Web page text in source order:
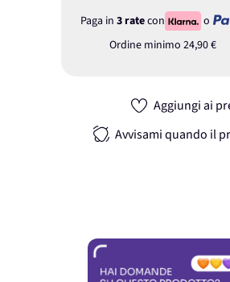
Paga in 3 ratecon
o
Ordine minimo 24,90 €
Aggiungi ai
Avvisami quando il